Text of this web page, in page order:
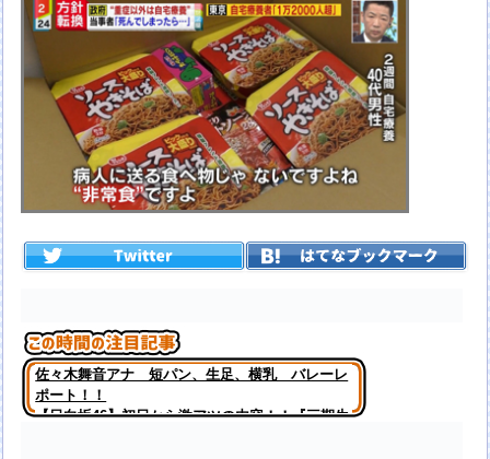
佐々木舞音アナ 短パン、生足、横乳 バレーレ
ポート！！
【日向坂46】初日から激アツの内容！！『三期生